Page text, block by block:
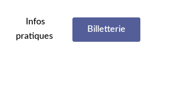
Infos
pratiques
Billetterie